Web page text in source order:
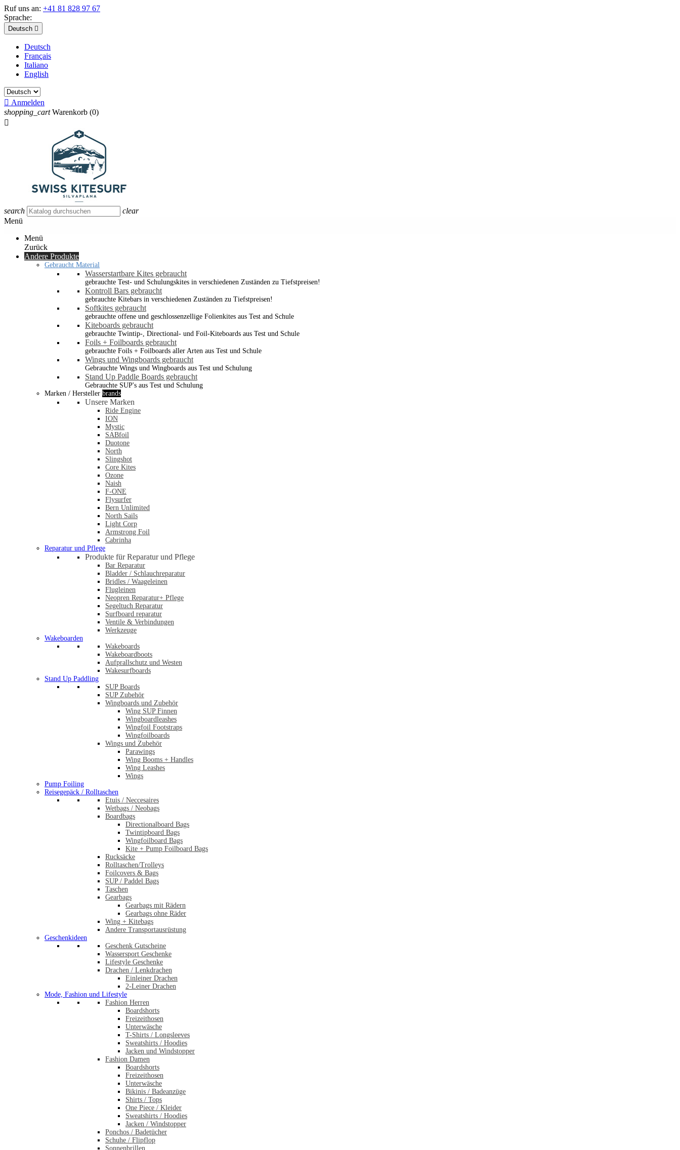
Ruf uns an: +41 81 828 97 67
Sprache:
Deutsch 
Deutsch
Français
Italiano
English
 Anmelden
shopping_cart Warenkorb (0)

search
clear
Menü
Menü
Zurück
Andere Produkte
Gebraucht Material
Wasserstartbare Kites gebraucht
gebrauchte Test- und Schulungskites in verschiedenen Zuständen zu Tiefstpreisen!
Kontroll Bars gebraucht
gebrauchte Kitebars in verschiedenen Zuständen zu Tiefstpreisen!
Softkites gebraucht
gebrauchte offene und geschlossenzellige Folienkites aus Test and Schule
Kiteboards gebraucht
gebrauchte Twintip-, Directional- und Foil-Kiteboards aus Test und Schule
Foils + Foilboards gebraucht
gebrauchte Foils + Foilboards aller Arten aus Test und Schule
Wings und Wingboards gebraucht
Gebrauchte Wings und Wingboards aus Test und Schulung
Stand Up Paddle Boards gebraucht
Gebrauchte SUP's aus Test und Schulung
Marken / Hersteller brands
Unsere Marken
Ride Engine
ION
Mystic
SABfoil
Duotone
North
Slingshot
Core Kites
Ozone
Naish
F-ONE
Flysurfer
Bern Unlimited
North Sails
Light Corp
Armstrong Foil
Cabrinha
Reparatur und Pflege
Produkte für Reparatur und Pflege
Bar Reparatur
Bladder / Schlauchreparatur
Bridles / Waageleinen
Flugleinen
Neopren Reparatur+ Pflege
Segeltuch Reparatur
Surfboard reparatur
Ventile & Verbindungen
Werkzeuge
Wakeboarden
Wakeboards
Wakeboardboots
Aufprallschutz und Westen
Wakesurfboards
Stand Up Paddling
SUP Boards
SUP Zubehör
Wingboards und Zubehör
Wing SUP Finnen
Wingboardleashes
Wingfoil Footstraps
Wingfoilboards
Wings und Zubehör
Parawings
Wing Booms + Handles
Wing Leashes
Wings
Pump Foiling
Reisegepäck / Rolltaschen
Etuis / Neccesaires
Wetbags / Neobags
Boardbags
Directionalboard Bags
Twintipboard Bags
Wingfoilboard Bags
Kite + Pump Foilboard Bags
Rucksäcke
Rolltaschen/Trolleys
Foilcovers & Bags
SUP / Paddel Bags
Taschen
Gearbags
Gearbags mit Rädern
Gearbags ohne Räder
Wing + Kitebags
Andere Transportausrüstung
Geschenkideen
Geschenk Gutscheine
Wassersport Geschenke
Lifestyle Geschenke
Drachen / Lenkdrachen
Einleiner Drachen
2-Leiner Drachen
Mode, Fashion und Lifestyle
Fashion Herren
Boardshorts
Freizeithosen
Unterwäsche
T-Shirts / Longsleeves
Sweatshirts / Hoodies
Jacken und Windstopper
Fashion Damen
Boardshorts
Freizeithosen
Unterwäsche
Bikinis / Badeanzüge
Shirts / Tops
One Piece / Kleider
Sweatshirts / Hoodies
Jacken / Windstopper
Ponchos / Badetücher
Schuhe / Flipflop
Sonnenbrillen